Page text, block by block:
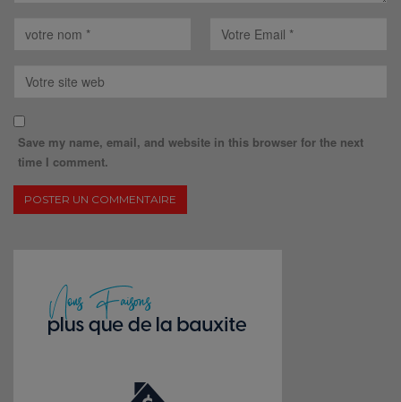
Save my name, email, and website in this browser for the next
time I comment.